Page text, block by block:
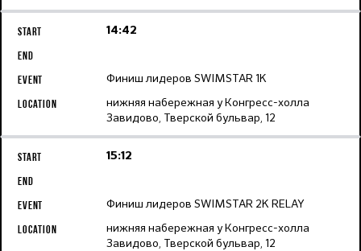
14:42
Финиш лидеров SWIMSTAR 1K
нижняя набережная у Конгресс-холла
Завидово, Тверской бульвар, 12
15:12
Финиш лидеров SWIMSTAR 2K RELAY
нижняя набережная у Конгресс-холла
Завидово, Тверской бульвар, 12